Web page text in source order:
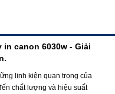
canon 6030w - Giải
linh kiện quan trọng của
chất lượng và hiệu suất